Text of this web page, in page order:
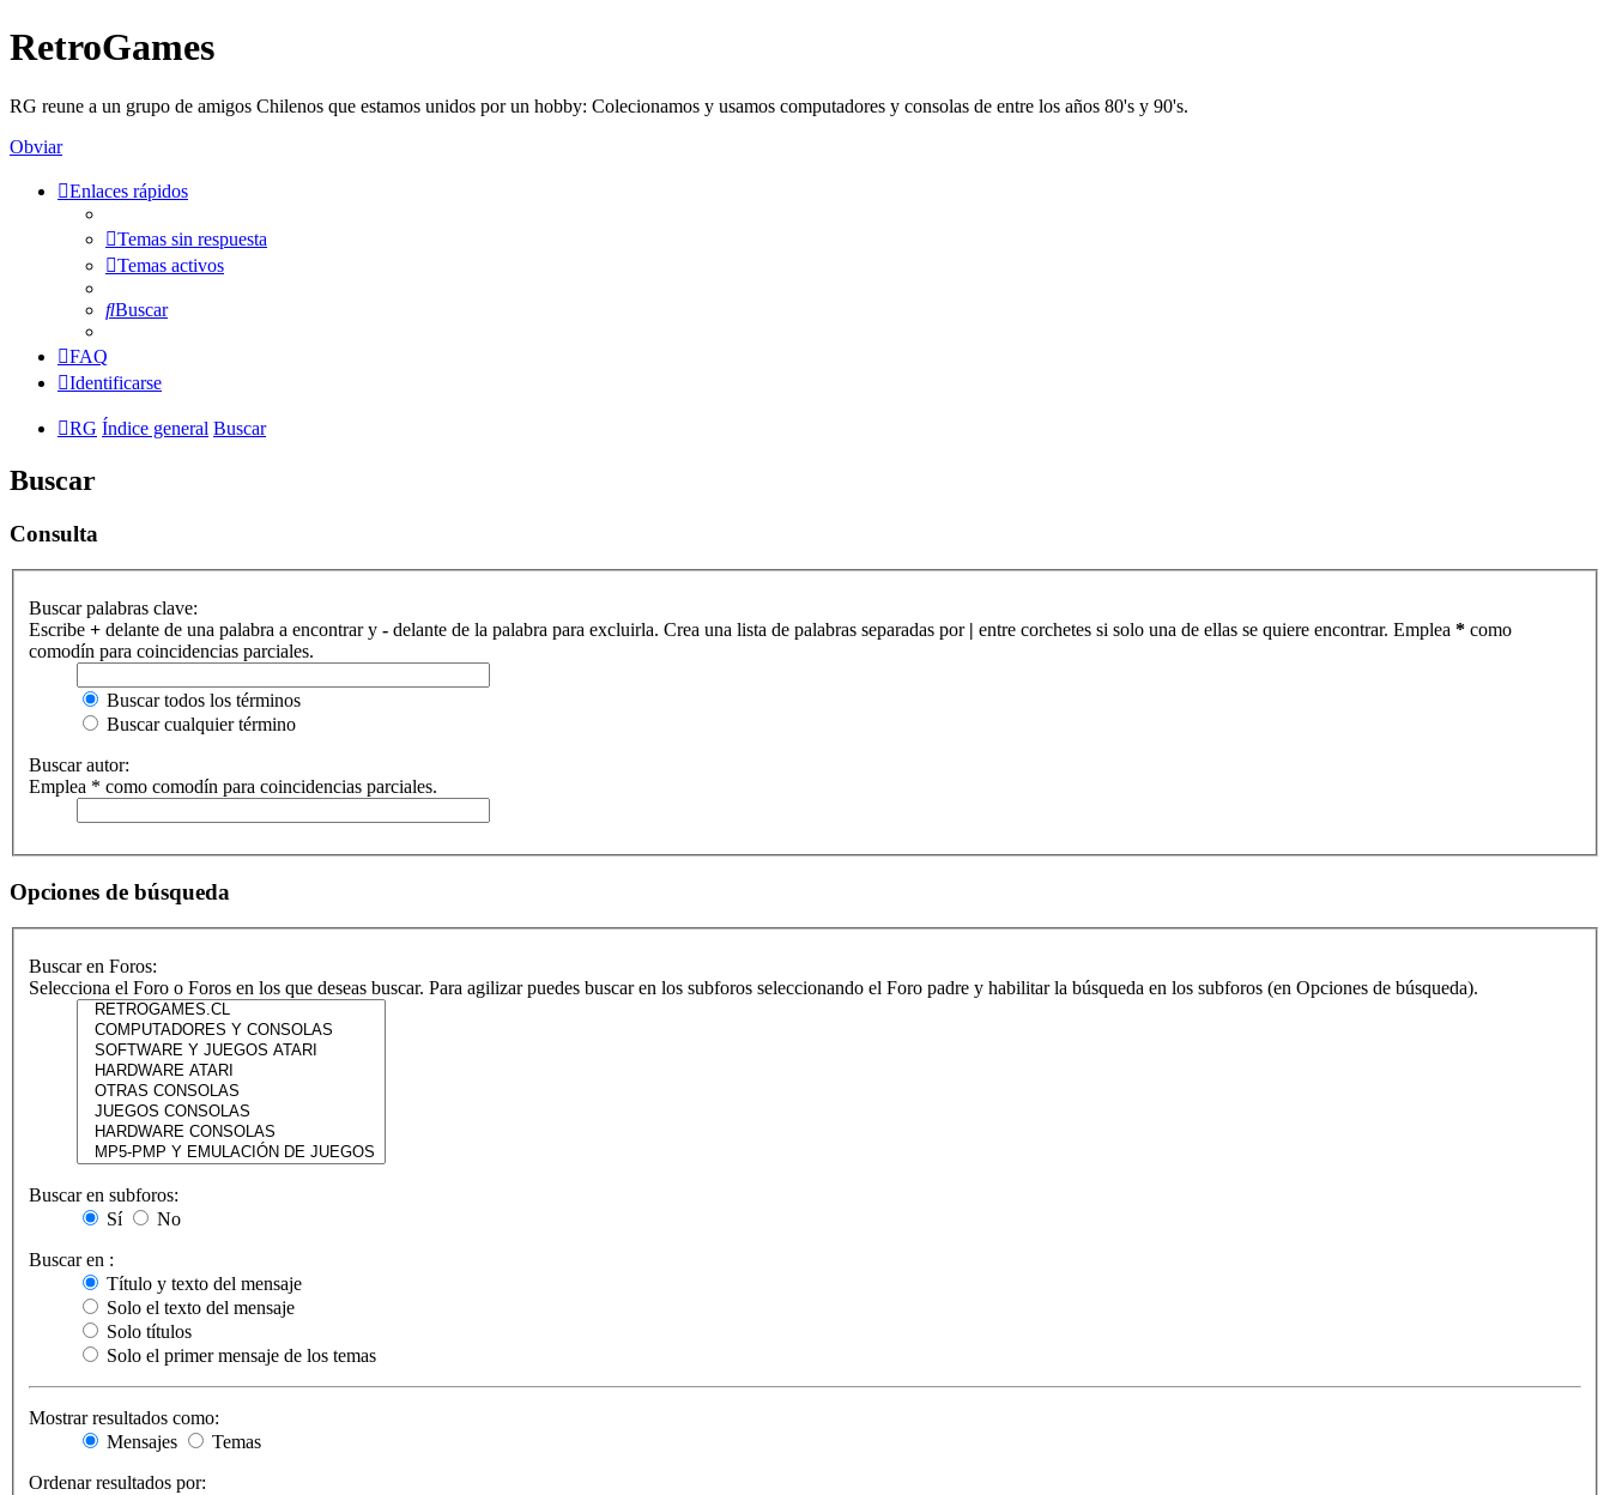
RetroGames
RG reune a un grupo de amigos Chilenos que estamos unidos por un hobby: Colecionamos y usamos computadores y consolas de entre los años 80's y 90's.
Obviar
Enlaces rápidos
Temas sin respuesta
Temas activos
Buscar
FAQ
Identificarse
RG Índice general Buscar
Buscar
Consulta
Buscar palabras clave:
Escribe + delante de una palabra a encontrar y - delante de la palabra para excluirla. Crea una lista de palabras separadas por | entre corchetes si solo una de ellas se quiere encontrar. Emplea * como
comodín para coincidencias parciales.
Buscar todos los términos
Buscar cualquier término
Buscar autor:
Emplea * como comodín para coincidencias parciales.
Opciones de búsqueda
Buscar en Foros:
Selecciona el Foro o Foros en los que deseas buscar. Para agilizar puedes buscar en los subforos seleccionando el Foro padre y habilitar la búsqueda en los subforos (en Opciones de búsqueda).
Buscar en subforos:
Sí
No
Buscar en :
Título y texto del mensaje
Solo el texto del mensaje
Solo títulos
Solo el primer mensaje de los temas
Mostrar resultados como:
Mensajes
Temas
Ordenar resultados por: